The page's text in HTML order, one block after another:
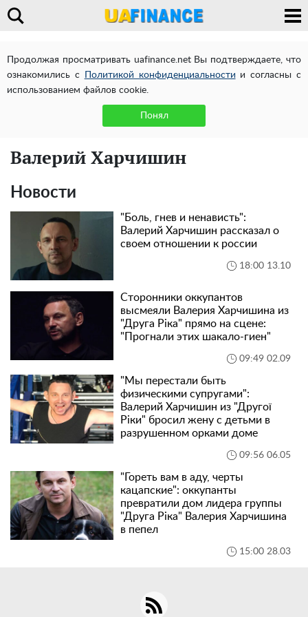
Продолжая просматривать uafinance.net Вы подтверждаете, что
ознакомились с
Политикой конфиденциальности и согласны с
использованием файлов cookie.
Понял
Валерий Харчишин
Новости
"Боль, гнев и ненависть":
Валерий Харчишин рассказал о
своем отношении к россии
18:00 13.10
Сторонники оккупантов
высмеяли Валерия Харчишина из
"Друга Ріка" прямо на сцене:
"Прогнали этих шакало-гиен"
09:49 02.09
"Мы перестали быть
физическими супругами":
Валерий Харчишин из "Другої
Ріки" бросил жену с детьми в
разрушенном орками доме
09:56 06.05
"Гореть вам в аду, черты
кацапские": оккупанты
превратили дом лидера группы
"Друга Ріка" Валерия Харчишина
в пепел
15:00 28.03